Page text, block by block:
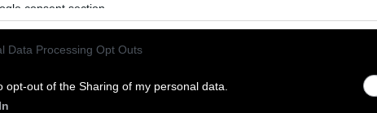
consent section.
Data Processing Opt Outs
opt-out of the Sharing of my personal data.